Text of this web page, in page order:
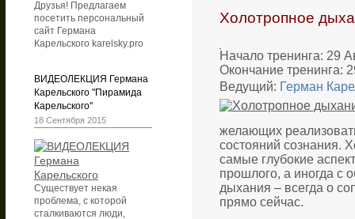
Друзья! Предлагаем
посетить персональный
сайт Германа
Карельского karelsky.pro
ВИДЕОЛЕКЦИЯ Германа
Карельского "Пирамида
Карельского"
18 Сентября 2015
Существует некая
проблема, с которой
сталкиваются люди,
Холотропное
Начало тренинга: 29
Окончание тренинга:
Ведущий: Герман
желающих
состояний сознания.
самые глубокие
прошлого, а иногда с
дыхания – всегда о
прямо сейчас.